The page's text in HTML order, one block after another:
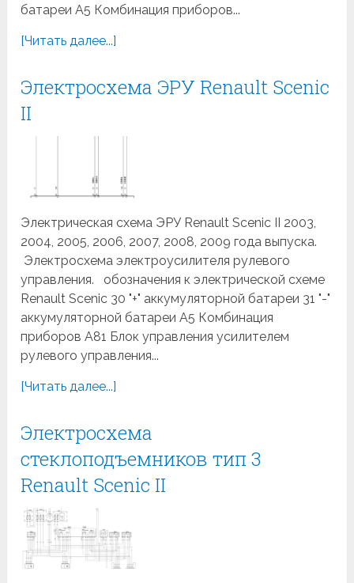
батареи A5 Комбинация приборов...
[Читать далее...]
Электросхема ЭРУ Renault Scenic
II
Электрическая схема ЭРУ Renault Scenic II 2003,
2004, 2005, 2006, 2007, 2008, 2009 года выпуска.
Электросхема электроусилителя рулевого
управления. обозначения к электрической схеме
Renault Scenic 30 "+" аккумуляторной батареи 31 "-"
аккумуляторной батареи A5 Комбинация
приборов A81 Блок управления усилителем
рулевого управления...
[Читать далее...]
Электросхема
стеклоподъемников тип 3
Renault Scenic II